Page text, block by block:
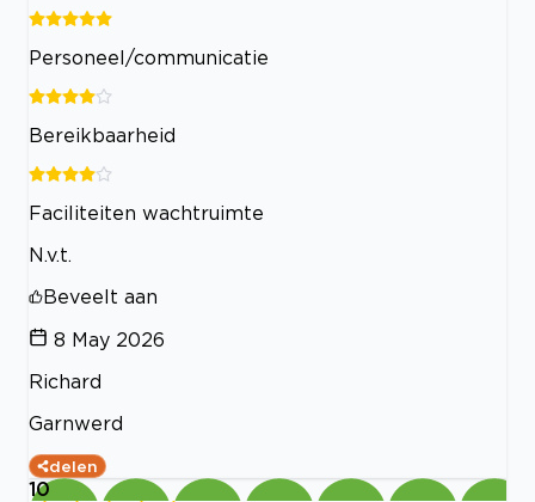
Personeel/communicatie
Bereikbaarheid
Faciliteiten wachtruimte
N.v.t.
Beveelt aan
8 May 2026
Richard
Garnwerd
delen
10